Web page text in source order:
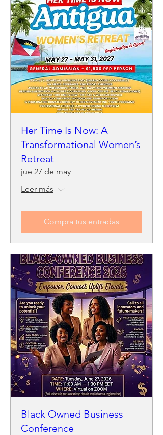
Her Time Is Now: A
Transformational Women’s
Retreat
jue 27 de may
Leer más
Compra tus entradas
Black Owned Business
Conference